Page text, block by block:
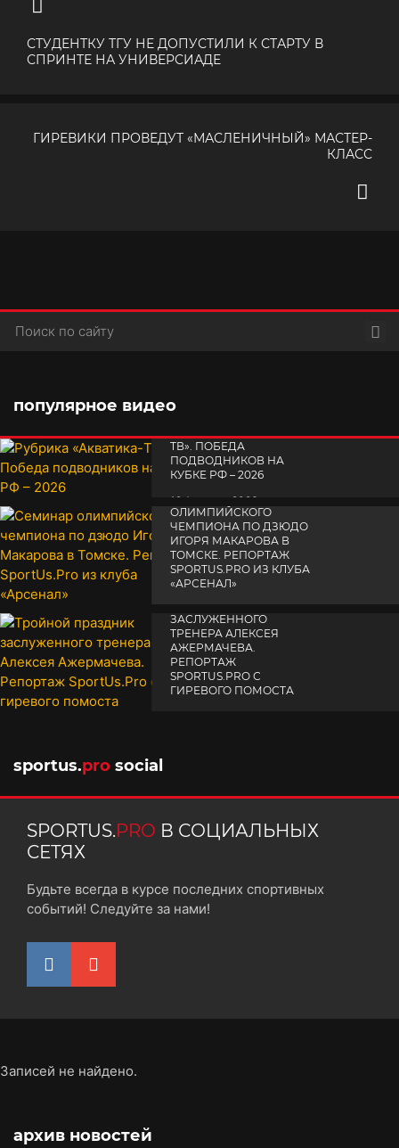
СТУДЕНТКУ ТГУ НЕ ДОПУСТИЛИ К СТАРТУ В
СПРИНТЕ НА УНИВЕРСИАДЕ
ГИРЕВИКИ ПРОВЕДУТ «МАСЛЕНИЧНЫЙ» МАСТЕР-
КЛАСС
популярное видео
TВ». ПОБЕДА
ПОДВОДНИКОВ НА
КУБКЕ РФ – 2026
19 февраля 2026
СЕМИНАР
ОЛИМПИЙСКОГО
ЧЕМПИОНА ПО ДЗЮДО
ИГОРЯ МАКАРОВА В
ТОМСКЕ. РЕПОРТАЖ
SPORTUS.PRO ИЗ КЛУБА
«АРСЕНАЛ»
ЗАСЛУЖЕННОГО
ТРЕНЕРА АЛЕКСЕЯ
АЖЕРМАЧЕВА.
РЕПОРТАЖ
SPORTUS.PRO С
ГИРЕВОГО ПОМОСТА
sportus.pro social
SPORTUS.PRO В СОЦИАЛЬНЫХ
СЕТЯХ
Будьте всегда в курсе последних спортивных
событий! Следуйте за нами!
Записей не найдено.
архив новостей